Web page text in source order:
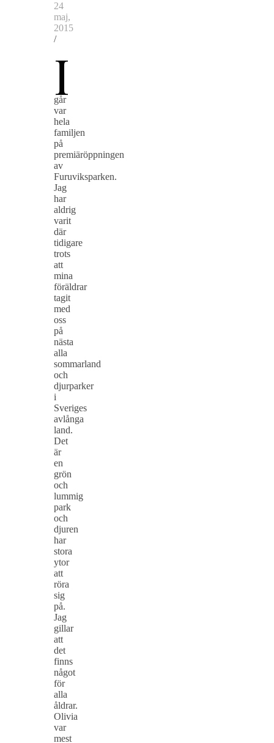
24
maj,
2015
/
I
går
var
hela
familjen
på
premiäröppningen
av
Furuviksparken.
Jag
har
aldrig
varit
där
tidigare
trots
att
mina
föräldrar
tagit
med
oss
på
nästa
alla
sommarland
och
djurparker
i
Sveriges
avlånga
land.
Det
är
en
grön
och
lummig
park
och
djuren
har
stora
ytor
att
röra
sig
på.
Jag
gillar
att
det
finns
något
för
alla
åldrar.
Olivia
var
mest